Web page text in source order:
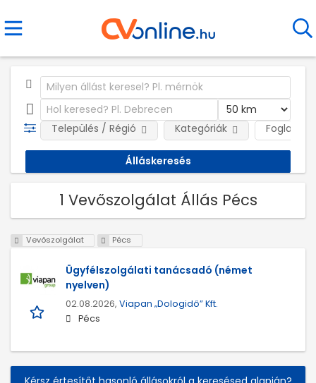
Település / Régió Kategóriák
1 Vevőszolgálat Állás Pécs
Vevőszolgálat Pécs
Ügyfélszolgálati tanácsadó (német
nyelven)
02.08.2026, Viapan „Dologidő” Kft.
Pécs